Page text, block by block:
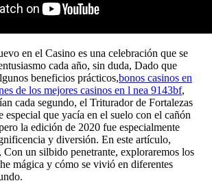
en el Casino es una celebración que se
cada año, sin duda, Dado que
beneficios prácticos,bonos casinos en
de los mejores casinos en l nea 9143bf,
cada segundo, el Triturador de Fortalezas
especial que yacía en el suelo con el cañón
la edición de 2020 fue especialmente
y diversión. En este artículo,
un silbido penetrante, exploraremos los
mágica y cómo se vivió en diferentes